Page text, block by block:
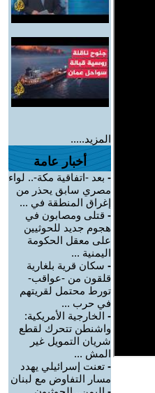
المزيد.....
أخبار عامة
- بعد -اتفاقية مكة-.. لواء
مصري سابق يحذر من
إغراق المنطقة في ...
- قتلى ومصابون في
هجوم جديد للحوثيين
على معقل الحكومة
اليمنية ...
- سكان قرية بلغارية
قلقون من -عواقب-
تورط محتمل لقريتهم
في حرب ...
- الخارجية الأمريكية:
واشنطن تتحرك لقطع
شريان التمويل غير
المش ...
- تعنت إسرائيلي يهدد
مسار التفاوض مع لبنان